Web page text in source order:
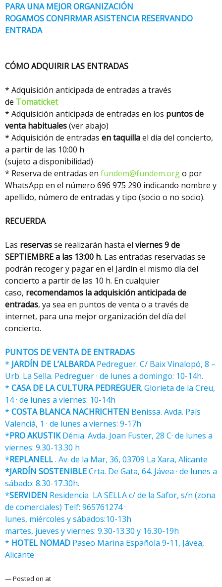
PARA UNA MEJOR ORGANIZACIÓN
ROGAMOS CONFIRMAR ASISTENCIA RESERVANDO
ENTRADA
CÓMO ADQUIRIR LAS ENTRADAS
* Adquisición anticipada de entradas a través
de Tomaticket
* Adquisición anticipada de entradas en los puntos de
venta habituales(ver abajo)
* Adquisición de entradas en taquillael día del concierto,
a partir de las 10:00 h
(sujeto a disponibilidad)
* Reserva de entradas en fundem@fundem.orgo por
WhatsApp en el número 696 975 290 indicando nombre y
apellido, número de entradas y tipo (socio o no socio).
RECUERDA
Las reservasse realizarán hasta el viernes 9 de
SEPTIEMBRE a las 13:00 h. Las entradas reservadas se
podrán recoger y pagar en el Jardín el mismo día del
concierto a partir de las 10 h. En cualquier
caso, recomendamos la adquisición anticipada de
entradas, ya sea en puntos de venta o a través de
internet, para una mejor organización del día del
concierto.
PUNTOS DE VENTA DE ENTRADAS
* JARDÍN DE L’ALBARDAPedreguer. C/ Baix Vinalopó, 8 –
Urb. La Sella. Pedreguer · de lunes a domingo: 10-14h.
* CASA DE LA CULTURA PEDREGUER. Glorieta de la Creu,
14 · de lunes a viernes: 10-14h
* COSTA BLANCA NACHRICHTEN Benissa. Avda. País
Valencià, 1 · de lunes a viernes: 9-17h
*PRO AKUSTIKDénia. Avda. Joan Fuster, 28 C· de lunes a
viernes: 9.30-13.30 h
*REPLANELL. Av. de la Mar, 36, 03709 La Xara, Alicante
*JARDÍN SOSTENIBLECrta. De Gata, 64. Jávea · de lunes a
sábado: 8.30-17.30h.
*SERVIDEN Residencia LA SELLA c/ de la Safor, s/n (zona
de comerciales) Telf: 965761274 ·
lunes, miércoles y sábados:10-13h
martes, jueves y viernes: 9.30-13.30 y 16.30-19h
* HOTEL NOMAD Paseo Marina Española 9-11, Jávea,
Alicante
— Posted on at